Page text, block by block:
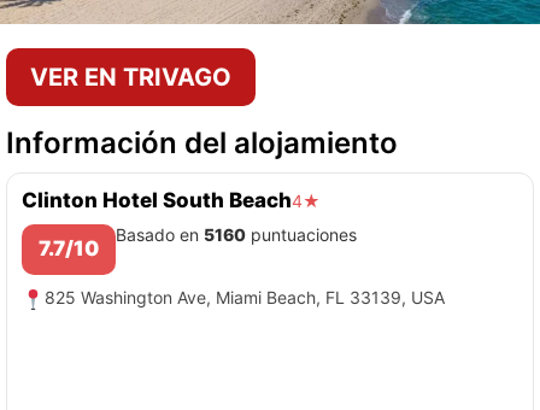
VER EN TRIVAGO
Información del alojamiento
Clinton Hotel South Beach4★
7.7/10
Basado en 5160 puntuaciones
825 Washington Ave, Miami Beach, FL 33139, USA